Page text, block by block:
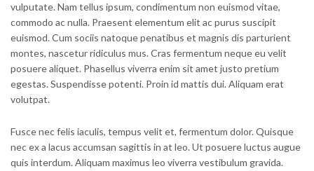
vulputate. Nam tellus ipsum, condimentum non euismod vitae,
commodo ac nulla. Praesent elementum elit ac purus suscipit
euismod. Cum sociis natoque penatibus et magnis dis parturient
montes, nascetur ridiculus mus. Cras fermentum neque eu velit
posuere aliquet. Phasellus viverra enim sit amet justo pretium
egestas. Suspendisse potenti. Proin id mattis dui. Aliquam erat
volutpat.
Fusce nec felis iaculis, tempus velit et, fermentum dolor. Quisque
nec ex a lacus accumsan sagittis in at leo. Ut posuere luctus augue
quis interdum. Aliquam maximus leo viverra vestibulum gravida.